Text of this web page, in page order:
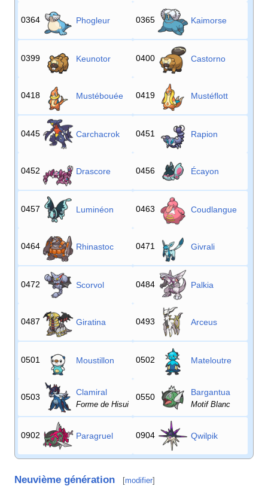
0364 Phogleur 0365 Kaimorse
0399 Keunotor 0400 Castorno
0418 Mustébouée 0419 Mustéflott
0445 Carchacrok 0451 Rapion
0452 Drascore 0456 Écayon
0457 Luminéon 0463 Coudlangue
0464 Rhinastoc 0471 Givrali
0472 Scorvol 0484 Palkia
0487 Giratina 0493 Arceus
0501 Moustillon 0502 Mateloutre
0503 Clamiral
Forme de Hisui
0550 Bargantua
Motif Blanc
0902 Paragruel 0904 Qwilpik
Neuvième génération [modifier]